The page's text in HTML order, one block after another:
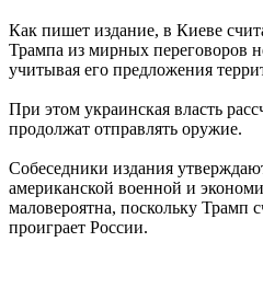
Как пишет издание, в Киеве
Трампа из мирных переговоров
учитывая его предложения
При этом украинская власть
продолжат отправлять оружие.
Собеседники издания
американской военной и
маловероятна, поскольку Трамп
проиграет России.